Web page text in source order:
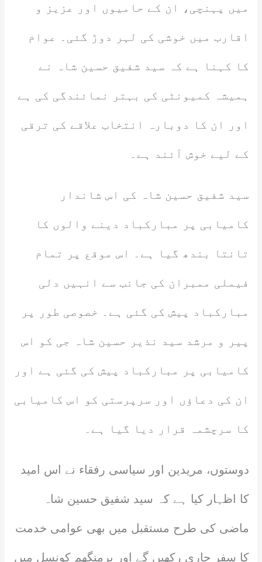
میں پہنچی، ان کے حامیوں اور عزیز و
اقارب میں خوشی کی لہر دوڑ گئی۔ عوام
کا کہنا ہے کہ سید شفیق حسین شاہ نے
ہمیشہ کمیونٹی کی بہتر نمائندگی کی ہے
اور ان کا دوبارہ انتخاب علاقے کی ترقی
کے لیے خوش آئند ہے۔
سید شفیق حسین شاہ کی اس شاندار
کامیابی پر مبارکباد دینے والوں کا
تانتا بندھ گیا ہے۔ اس موقع پر تمام
فیملی ممبران کی جانب سے انہیں دلی
مبارکباد پیش کی گئی ہے۔ خصوصی طور پر
پیر و مرشد سید نذیر حسین شاہ جی کو اس
کامیابی پر مبارکباد پیش کی گئی ہے اور
ان کی دعاؤں اور سرپرستی کو اس کامیابی
کا سرچشمہ قرار دیا گیا ہے۔
دوستوں، مریدین اور سیاسی رفقاء نے اس امید
کا اظہار کیا ہے کہ سید شفیق حسین شاہ
ماضی کی طرح مستقبل میں بھی عوامی خدمت
کا سفر جاری رکھیں گے اور برمنگھم کونسل میں